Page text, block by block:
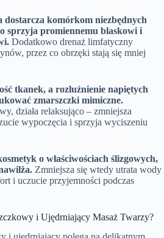
komórkom niezbędnych
sprzyja promiennemu blaskowi i
Dodatkowo drenaż limfatyczny
przez co obrzęki stają się mniej
tkanek, a rozluźnienie napiętych
zmarszczki mimiczne.
działa relaksująco – zmniejsza
wypoczęcia i sprzyja wyciszeniu
o właściwościach ślizgowych,
Zmniejsza się wtedy utrata wody
i uczucie przyjemności podczas
i Ujędrniający Masaż Twarzy?